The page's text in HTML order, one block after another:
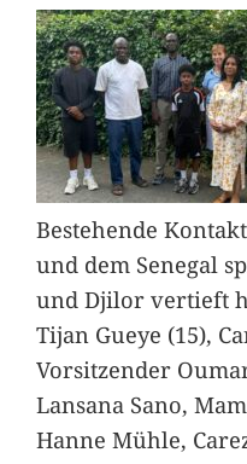
Bestehende
und dem Senegal
und Djilor vertieft
Tijan Gueye (15),
Vorsitzender
Lansana Sano,
Hanne Mühle,